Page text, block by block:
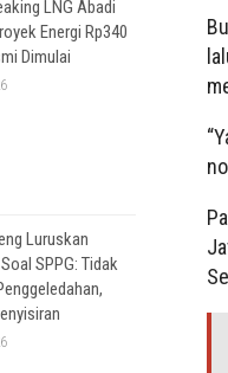
LNG Abadi
Energi Rp340
Dimulai
Luruskan
SPPG: Tidak